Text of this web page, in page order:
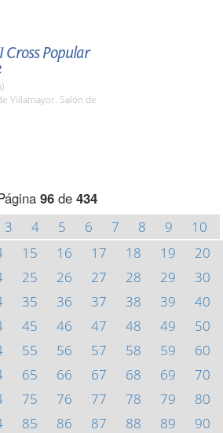
Cross Popular
Villamayor. Salón de
96 de 434
3 4 5 6 7 8 9
10
15 16 17 18 19
20
25 26 27 28 29
30
35 36 37 38 39
40
45 46 47 48 49
50
55 56 57 58 59
60
65 66 67 68 69
70
75 76 77 78 79
80
85 86 87 88 89
90